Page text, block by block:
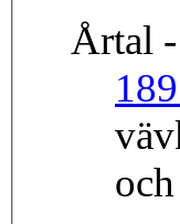
Årtal